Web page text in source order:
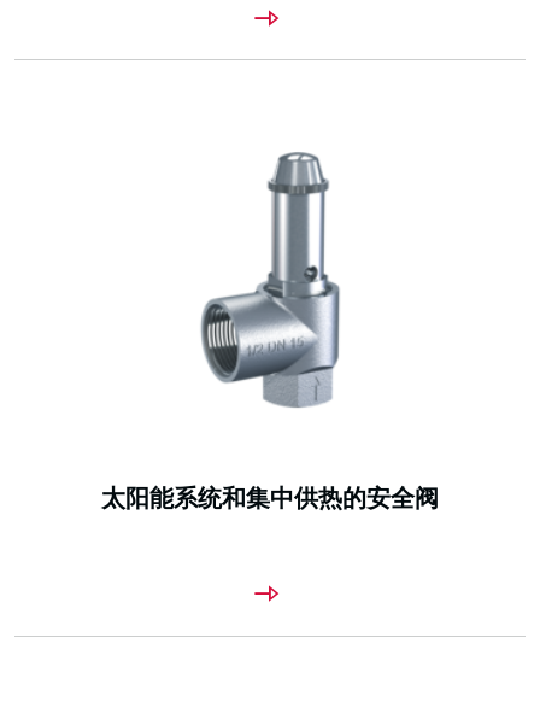
太阳能系统和集中供热的安全阀